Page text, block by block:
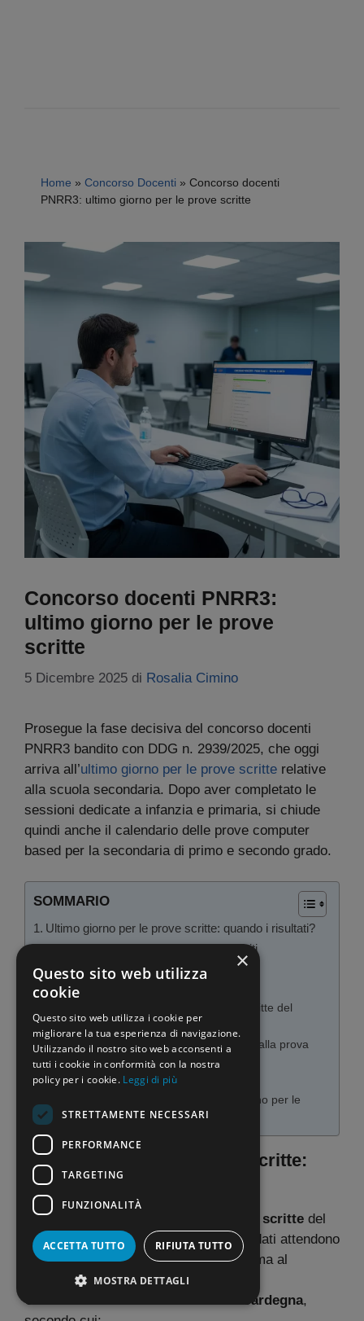
Home » Concorso Docenti » Concorso docenti
PNRR3: ultimo giorno per le prove scritte
Concorso docenti PNRR3:
ultimo giorno per le prove
scritte
5 Dicembre 2025 di Rosalia Cimino
Prosegue la fase decisiva del concorso docenti
PNRR3 bandito con DDG n. 2939/2025, che oggi
arriva all’ultimo giorno per le prove scritte relative
alla scuola secondaria. Dopo aver completato le
sessioni dedicate a infanzia e primaria, si chiude
quindi anche il calendario delle prove computer
based per la secondaria di primo e secondo grado.
SOMMARIO
Ultimo giorno per le prove scritte: quando i risultati?
Punteggi già consultabili, ma non gli esiti
sull’accesso all’orale
FAQ
Quando saranno visibili le prove scritte del
È già possibile sapere se si accede alla prova
orale?
Il punteggio pubblicato è definitivo?
Perché oggi è rilevante l’ultimo giorno per le
prove scritte?
Ultimo giorno per le prove scritte:
quando i risultati?
Arrivati all’ ultimo giorno per le prove scritte del
Concorso docenti PNRR3, molti candidati attendono
di poter visionare il proprio elaborato, ma al
momento l’accesso non è disponibile.
Un’indicazione utile arriva dall’
USR Sardegna,
×
Questo sito web utilizza
cookie
Questo sito web utilizza i cookie per
migliorare la tua esperienza di navigazione.
Utilizzando il nostro sito web acconsenti a
tutti i cookie in conformità con la nostra
policy per i cookie. Leggi di più
STRETTAMENTE NECESSARI
PERFORMANCE
TARGETING
FUNZIONALITÀ
ACCETTA TUTTO RIFIUTA TUTTO
MOSTRA DETTAGLI